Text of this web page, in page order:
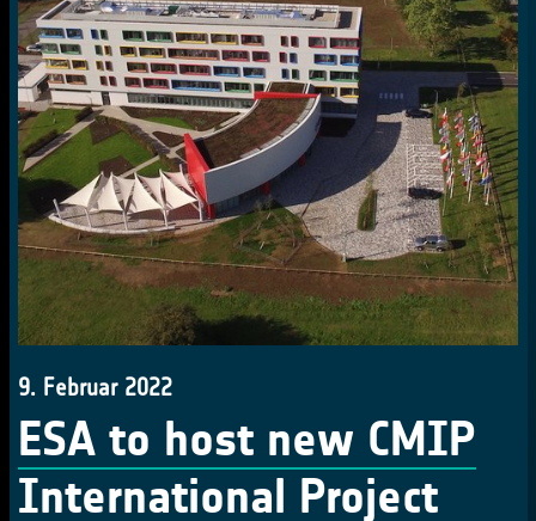
9. Februar 2022
ESA to host new CMIP
International Project